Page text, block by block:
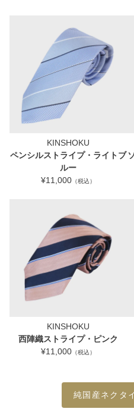
KINSHOKU
ペンシルストライプ・ライトブ
ルー
¥11,000 （税込）
KINSHOKU
西陣織ストライプ・ピンク
¥11,000 （税込）
純国産ネクタ